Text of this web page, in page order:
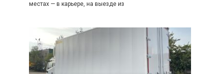
местах — в карьере, на выезде из